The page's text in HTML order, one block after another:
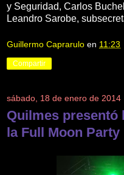
y Seguridad, Carlos
Leandro Sarobe,
Guillermo Caprarulo en 11:23
Compartir
sábado, 18 de enero de 2014
Quilmes presentó
la Full Moon Party